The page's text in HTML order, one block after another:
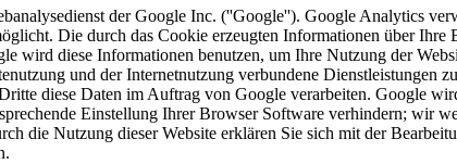
der Google Inc. (''Google''). Google Analytics
Die durch das Cookie erzeugten Informationen über
wird diese Informationen benutzen, um Ihre Nutzung der
und der Internetnutzung verbundene
diese Daten im Auftrag von Google verarbeiten. Google
Einstellung Ihrer Browser Software verhindern; wir
die Nutzung dieser Website erklären Sie sich mit der